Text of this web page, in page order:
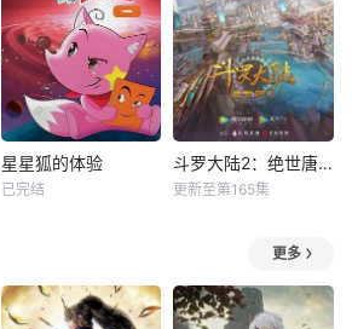
星星狐的体验
已完结
斗罗大陆2：绝世唐门
更新至第165集
更多